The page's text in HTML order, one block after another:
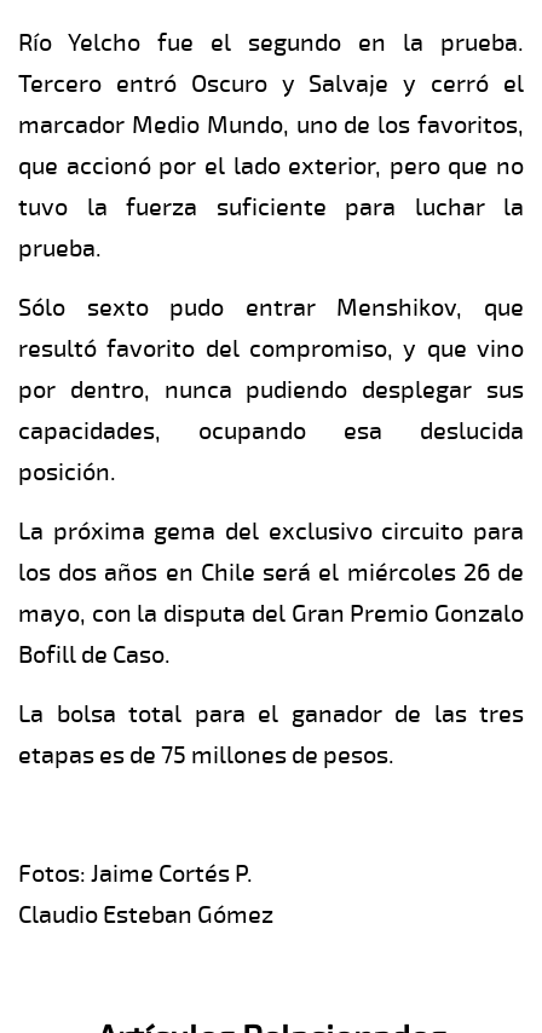
Río Yelcho fue el segundo en la prueba.
Tercero entró Oscuro y Salvaje y cerró el
marcador Medio Mundo, uno de los favoritos,
que accionó por el lado exterior, pero que no
tuvo la fuerza suficiente para luchar la
prueba.
Sólo sexto pudo entrar Menshikov, que
resultó favorito del compromiso, y que vino
por dentro, nunca pudiendo desplegar sus
capacidades, ocupando esa deslucida
posición.
La próxima gema del exclusivo circuito para
los dos años en Chile será el miércoles 26 de
mayo, con la disputa del Gran Premio Gonzalo
Bofill de Caso.
La bolsa total para el ganador de las tres
etapas es de 75 millones de pesos.
Fotos: Jaime Cortés P.
Claudio Esteban Gómez